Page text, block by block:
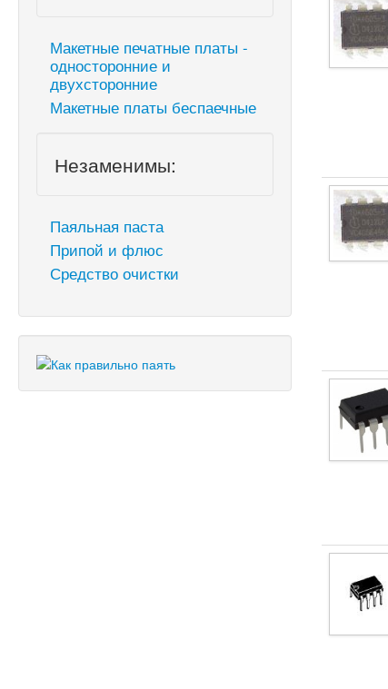
Макетные печатные платы -
односторонние и
двухсторонние
Макетные платы беспаечные
Незаменимы:
Паяльная паста
Припой и флюс
Средство очистки